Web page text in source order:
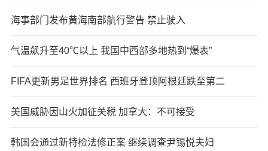
海事部门发布黄海南部航行警告 禁止驶入
气温飙升至40℃以上 我国中西部多地热到“爆表”
FIFA更新男足世界排名 西班牙登顶阿根廷跌至第二
美国威胁因山火加征关税 加拿大：不可接受
韩国会通过新特检法修正案 继续调查尹锡悦夫妇